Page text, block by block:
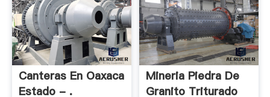
Canteras En Oaxaca
Estado - .
Mineria Piedra De
Granito Triturado